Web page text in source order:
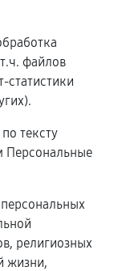
файлов
статистики
тексту
Персональные
религиозных
жизни,